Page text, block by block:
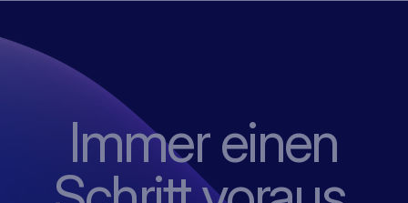
Immer einen